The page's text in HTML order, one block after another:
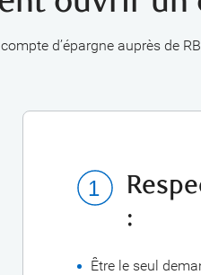
compte d’épargne auprès de
:
Être le seul